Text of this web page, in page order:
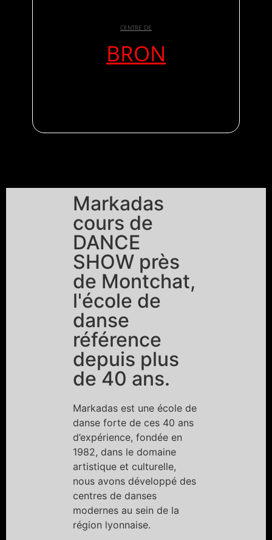
CENTRE DE
BRON
Markadas
cours de
DANCE
SHOW près
de Montchat,
l'école de
danse
référence
depuis plus
de 40 ans.
Markadas est une école de
danse forte de ces 40 ans
d’expérience, fondée en
1982, dans le domaine
artistique et culturelle,
nous avons développé des
centres de danses
modernes au sein de la
région lyonnaise.